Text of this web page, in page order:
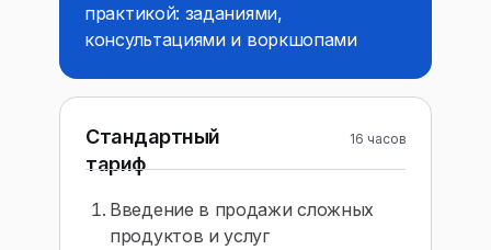
практикой: заданиями,
консультациями и воркшопами
Введение в продажи сложных
продуктов и услуг
16 часов
Стандартный
тариф